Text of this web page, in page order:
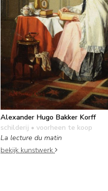
Alexander Hugo Bakker Korff
schilderij • voorheen te koop
La lecture du matin
bekijk kunstwerk